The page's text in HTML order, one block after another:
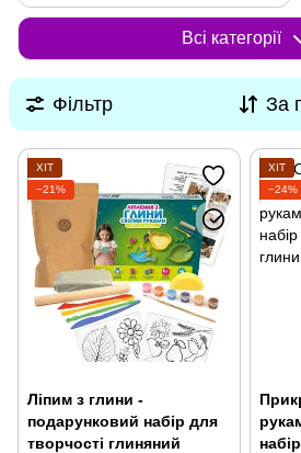
Всі категорії
Фільтр За
ХІТ
−21%
Ліпим з глини -
подарунковий набір для
творчості глиняний
ХІТ
−24%